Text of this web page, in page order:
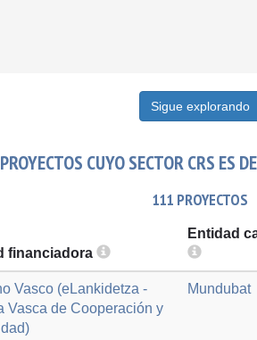
Sigue explorando
PROYECTOS CUYO SECTOR CRS ES
111 PROYECTOS
financiadora
Entidad
Vasco (eLankidetza -
Vasca de Cooperación y
Mundubat